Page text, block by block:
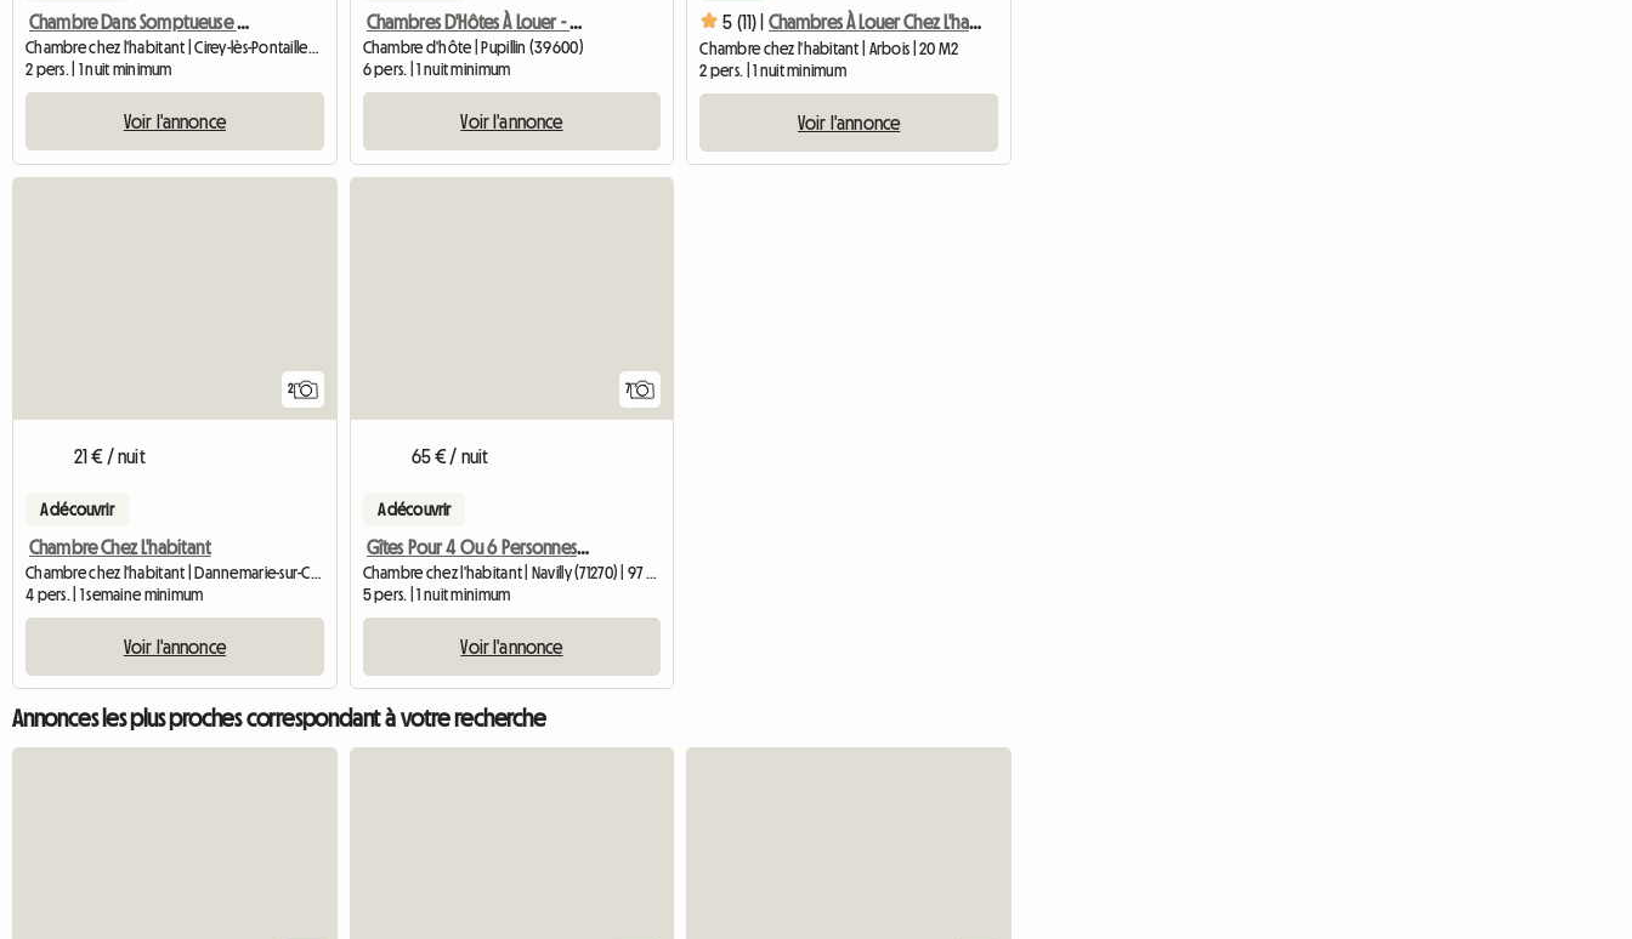
Chambre Dans Somptueuse Villa
Chambre chez l'habitant | Cirey-lès-Pontailler (21270)
2 pers. | 1 nuit minimum
Voir l'annonce
Chambres D'Hôtes À Louer - Domaine De La Marquise
Chambre d'hôte | Pupillin (39600)
6 pers. | 1 nuit minimum
Voir l'annonce
5 (11) | Chambres À Louer Chez L'habitant
Chambre chez l'habitant | Arbois | 20 M2
2 pers. | 1 nuit minimum
Voir l'annonce
2
21 € / nuit
A découvrir
Chambre Chez L'habitant
Chambre chez l'habitant | Dannemarie-sur-Crête
4 pers. | 1 semaine minimum
Voir l'annonce
7
65 € / nuit
A découvrir
Gîtes Pour 4 Ou 6 Personnes à Louer
Chambre chez l'habitant | Navilly (71270) | 97 M2
5 pers. | 1 nuit minimum
Voir l'annonce
Annonces les plus proches correspondant à votre recherche